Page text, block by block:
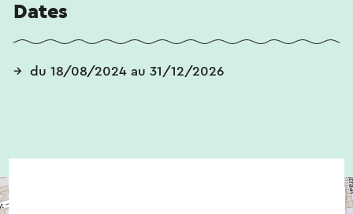
Dates
du 18/08/2024 au 31/12/2026